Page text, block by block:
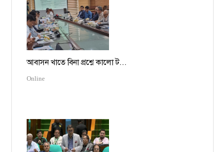
আবাসন খাতে বিনা প্রশ্নে কালো ট...
Online